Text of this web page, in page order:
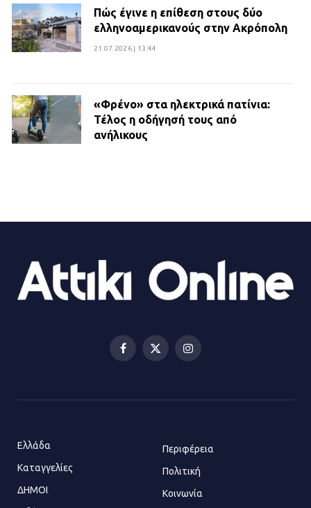
Πώς έγινε η επίθεση στους δύο
ελληνοαμερικανούς στην Ακρόπολη
21.07.2026 | 13:44
«Φρένο» στα ηλεκτρικά πατίνια:
Τέλος η οδήγησή τους από
ανήλικους
Βριλήσσια: Αυτοκίνητο έσπασε
τζαμαρία και μπήκε μέσα σε μαγαζί
Τηλεφωνικές απάτες με λεία
130.000 ευρώ στην Αττική
Facebook
X
Instagram
Ελλάδα
Καταγγελίες
ΔΗΜΟΙ
Περιφέρεια
Πολιτική
Κοινωνία